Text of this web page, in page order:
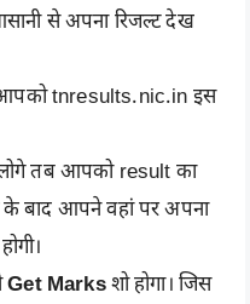
से अपना रिजल्ट देख
tnresults.nic.in इस
तब आपको result का
बाद आपने वहां पर अपना
Get Marksशो होगा। जिस